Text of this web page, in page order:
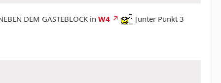
DEM GÄSTEBLOCK in W4
[unter Punkt 3